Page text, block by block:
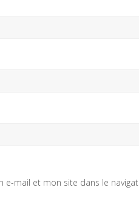
e-mail et mon site dans le